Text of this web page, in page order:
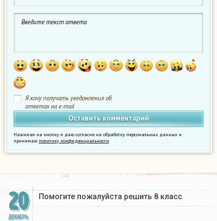
Я хочу получать уведомления об
ответах на e-mail
Нажимая на кнопку я даю согласие на обработку персональных данных и
принимаю политику конфиденциальности
20
ДЕКАБРЬ
Помогите пожалуйста решить 8 класс ​